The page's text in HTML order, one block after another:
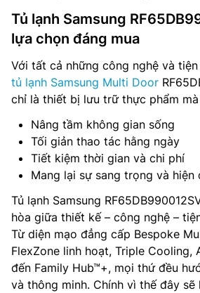
Tủ lạnh Samsung
lựa chọn đáng mua
Với tất cả những công nghệ và
tủ lạnh Samsung Multi Door
chỉ là thiết bị lưu trữ thực phẩm
Nâng tầm không gian sống
Tối giản thao tác hằng ngày
Tiết kiệm thời gian và chi phí
Mang lại sự sang trọng và hiện
Tủ lạnh Samsung
hòa giữa thiết kế – công nghệ –
Từ diện mạo đẳng cấp Bespoke
FlexZone linh hoạt, Triple Cooling,
đến Family Hub™+, mọi thứ đều
và thông minh. Chính vì thế đây sẽ